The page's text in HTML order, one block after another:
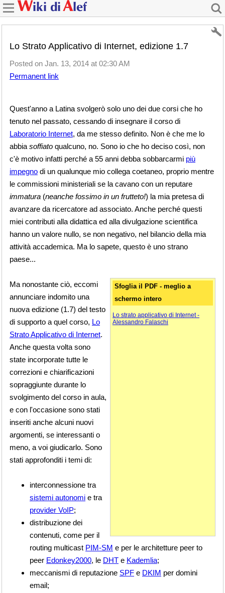
Lo Strato Applicativo di Internet, edizione 1.7
Posted on Jan. 13, 2014 at 02:30 AM
Permanent link
Quest'anno a Latina svolgerò solo uno dei due corsi che ho
tenuto nel passato, cessando di insegnare il corso di
Laboratorio Internet, da me stesso definito. Non è che me lo
abbia soffiato qualcuno, no. Sono io che ho deciso così, non
c'è motivo infatti perché a 55 anni debba sobbarcarmi più
impegno di un qualunque mio collega coetaneo, proprio mentre
le commissioni ministeriali se la cavano con un reputare
immatura (neanche fossimo in un frutteto!) la mia pretesa di
avanzare da ricercatore ad associato. Anche perché questi
miei contributi alla didattica ed alla divulgazione scientifica
hanno un valore nullo, se non negativo, nel bilancio della mia
attività accademica. Ma lo sapete, questo è uno strano
paese...
Sfoglia il PDF - meglio a
schermo intero
Lo strato applicativo di Internet -
Alessandro Falaschi
Ma nonostante ciò, eccomi
annunciare indomito una
nuova edizione (1.7) del testo
di supporto a quel corso, Lo
Strato Applicativo di Internet.
Anche questa volta sono
state incorporate tutte le
correzioni e chiarificazioni
sopraggiunte durante lo
svolgimento del corso in aula,
e con l'occasione sono stati
inseriti anche alcuni nuovi
argomenti, se interessanti o
meno, a voi giudicarlo. Sono
stati approfonditi i temi di:
interconnessione tra
sistemi autonomi e tra
provider VoIP;
distribuzione dei
contenuti, come per il
routing multicast PIM-SM e per le architetture peer to
peer Edonkey2000, le DHT e Kademlia;
meccanismi di reputazione SPF e DKIM per domini
email;